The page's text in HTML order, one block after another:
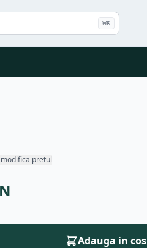
⌘K
pretul
Adauga in cos